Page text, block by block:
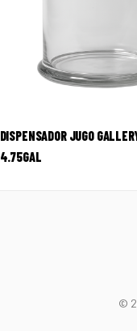
DISPENSADOR JUGO
4.75GAL
©